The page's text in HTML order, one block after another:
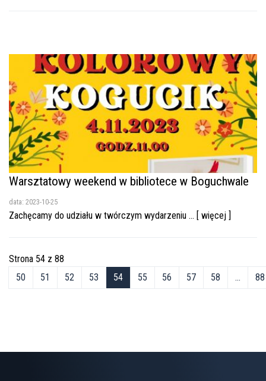
Warsztatowy weekend w bibliotece w Boguchwale
data: 2023-10-25
Zachęcamy do udziału w twórczym wydarzeniu ... [ więcej ]
Strona 54 z 88
50
51 52 53 54 55 56 57 58 ... 88